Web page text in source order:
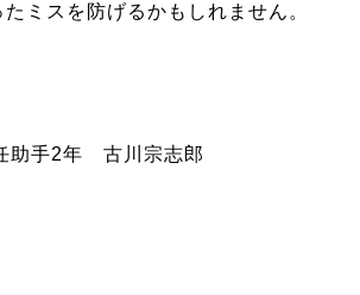
ミスを防げるかもしれません。
助手2年 古川宗志郎